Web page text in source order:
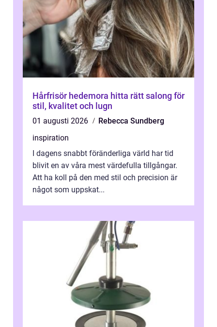
Hårfrisör hedemora hitta rätt salong för
stil, kvalitet och lugn
01 augusti 2026
Rebecca Sundberg
inspiration
I dagens snabbt föränderliga värld har tid
blivit en av våra mest värdefulla tillgångar.
Att ha koll på den med stil och precision är
något som uppskat...